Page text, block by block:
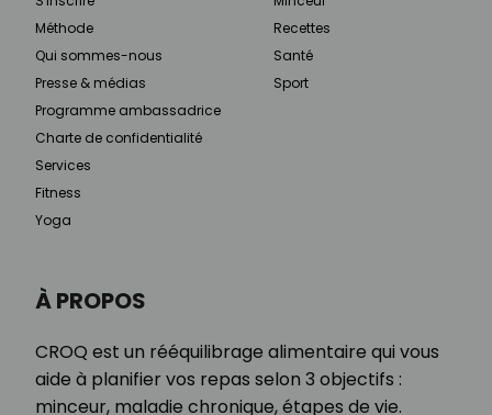
À PROPOS
CROQ est un rééquilibrage alimentaire qui vous
aide à planifier vos repas selon 3 objectifs :
minceur, maladie chronique, étapes de vie.
Méthode
Qui sommes-nous
Presse & médias
Programme ambassadrice
Charte de confidentialité
Services
Fitness
Yoga
Recettes
Santé
Sport